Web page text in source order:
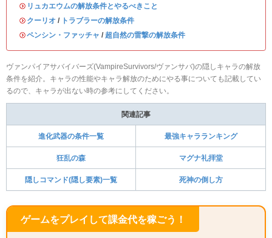
・ リュカエウムの解放条件とやるべきこと
・ クーリオ / トラブラーの解放条件
・ペンシン・ファッチャ / 超自然の雷撃の解放条件
ヴァンパイアサバイバーズ(VampireSurvivors/ヴァンサバ)の隠しキャラの解放
条件を紹介。キャラの性能やキャラ解放のためにやる事についても記載してい
るので、キャラが出ない時の参考にしてください。
関連記事
進化武器の条件一覧 最強キャラランキング
狂乱の森 マグナ礼拝堂
隠しコマンド(隠し要素)一覧 死神の倒し方
ゲームをプレイして課金代を稼ごう！